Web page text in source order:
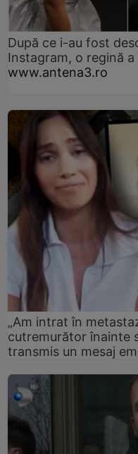
După ce i-au fost
Instagram, o regină
www.antena3.ro
„Am intrat în
cutremurător înainte
transmis un mesaj